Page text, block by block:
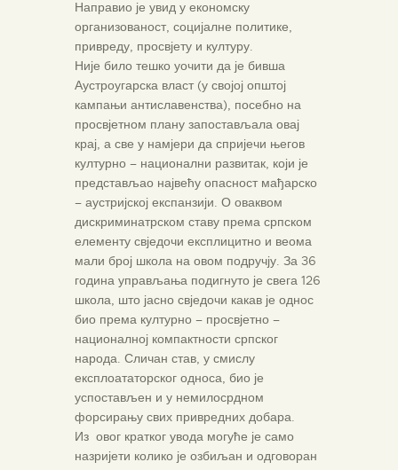
Направио је увид у економску
организованост, социјалне политике,
привреду, просвјету и културу.
Није било тешко уочити да је бивша
Аустроугарска власт (у својој општој
кампањи антиславенства), посебно на
просвјетном плану запостављала овај
крај, а све у намјери да спријечи његов
културно – национални развитак, који је
представљао највећу опасност мађарско
– аустријској експанзији. О оваквом
дискриминатрском ставу према српском
елементу свједочи експлицитно и веома
мали број школа на овом подручју. За 36
година управљања подигнуто је свега 126
школа, што јасно свједочи какав је однос
био према културно – просвјетно –
националној компактности српског
народа. Сличан став, у смислу
експлоататорског односа, био је
успостављен и у немилосрдном
форсирању свих привредних добара.
Из овог кратког увода могуће је само
назријети колико је озбиљан и одговоран